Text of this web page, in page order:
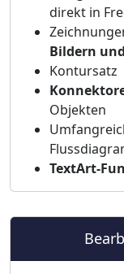
direkt in
Bildern
Kontursatz
Objekten
TextArt-